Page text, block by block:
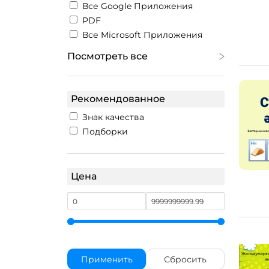
Все Google Приложения
PDF
Все Microsoft Приложения
Посмотреть все
Рекомендованное
Знак качества
Подборки
Цена
Применить Сбросить